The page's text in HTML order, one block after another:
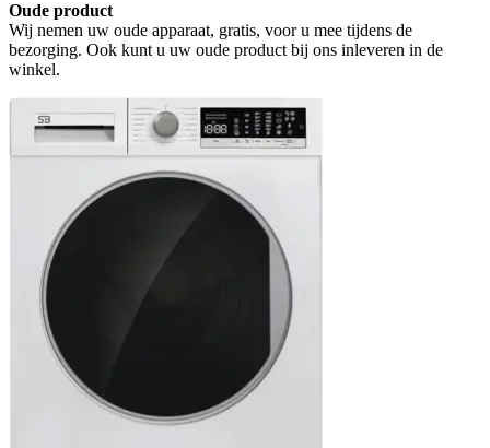
Oude product
Wij nemen uw oude apparaat, gratis, voor u mee tijdens de
bezorging. Ook kunt u uw oude product bij ons inleveren in de
winkel.